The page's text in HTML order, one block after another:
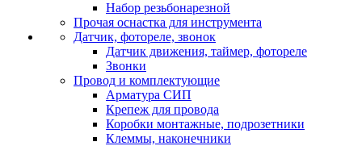
Набор резьбонарезной
Прочая оснастка для инструмента
Датчик, фотореле, звонок
Датчик движения, таймер, фотореле
Звонки
Провод и комплектующие
Арматура СИП
Крепеж для провода
Коробки монтажные, подрозетники
Клеммы, наконечники